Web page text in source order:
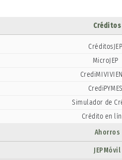
Créditos
CréditosJEP
MicroJEP
CrediPYMES
Simulador de
Crédito en
Ahorros
JEPMóvil